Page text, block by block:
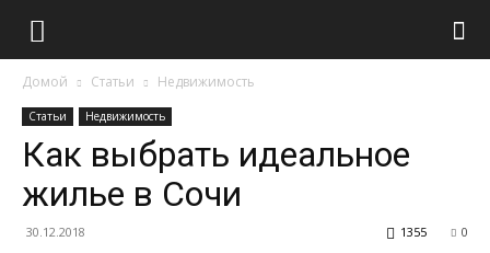
Домой Статьи Недвижимость
Статьи Недвижимость
Как выбрать идеальное
жилье в Сочи
30.12.2018 0
1355